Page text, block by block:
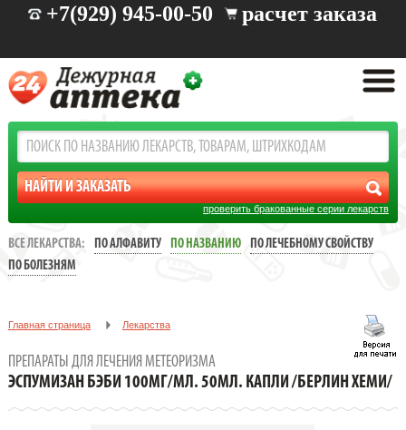
+7(929) 945-00-50 расчет заказа
проверить бракованные серии лекарств
ВСЕ ЛЕКАРСТВА: ПО АЛФАВИТУ ПО НАЗВАНИЮ
ПО ЛЕЧЕБНОМУ СВОЙСТВУ
ПО БОЛЕЗНЯМ
Главная страница Лекарства
Препараты для лечения метеоризма
ПРЕПАРАТЫ ДЛЯ ЛЕЧЕНИЯ МЕТЕОРИЗМА
ЭСПУМИЗАН БЭБИ 100МГ/МЛ. 50МЛ. КАПЛИ /БЕРЛИН ХЕМИ/